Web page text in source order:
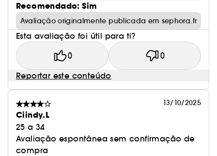
Recomendado: Sim
Avaliação originalmente publicada em sephora.fr
Esta avaliação foi útil para ti?
0 0
Reportar este conteúdo
13/10/2025
Ciindy.L
25 a 34
Avaliação espontânea sem confirmação de
compra